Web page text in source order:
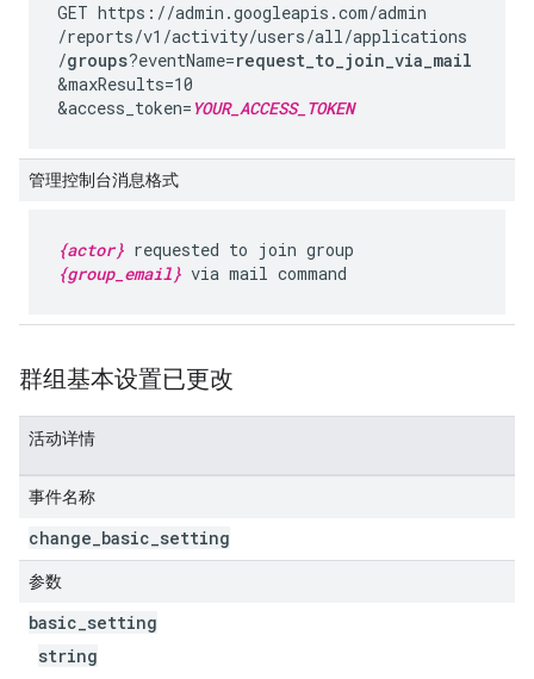
GET https://admin.googleapis.com/admin
/reports/v1 /activity/users/all/applications
/groups?eventName=request_to_join_via_mail
&maxResults=10
&access_token= YOUR_ACCESS_TOKEN
管理控制台消息格式
{actor} requested to join group
{group_email} via mail command
群组基本设置已更改
活动详情
事件名称
change basic setting
参数
basic setting
string